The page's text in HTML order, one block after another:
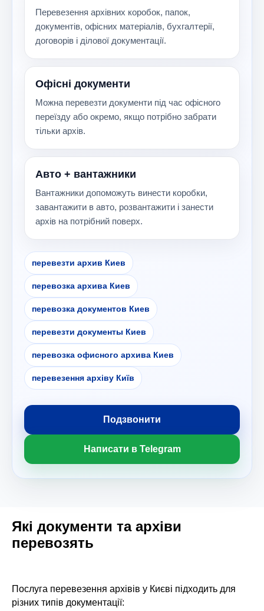
Перевезення архівних коробок, папок,
документів, офісних матеріалів, бухгалтерії,
договорів і ділової документації.
Офісні документи
Можна перевезти документи під час офісного
переїзду або окремо, якщо потрібно забрати
тільки архів.
Авто + вантажники
Вантажники допоможуть винести коробки,
завантажити в авто, розвантажити і занести
архів на потрібний поверх.
перевезти архив Киев
перевозка архива Киев
перевозка документов Киев
перевезти документы Киев
перевозка офисного архива Киев
перевезення архіву Київ
Подзвонити
Написати в Telegram
Які документи та архіви
перевозять
Послуга перевезення архівів у Києві підходить для
різних типів документації: